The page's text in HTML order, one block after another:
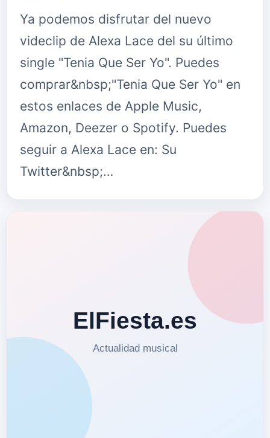
Ya podemos disfrutar del nuevo
videclip de Alexa Lace del su último
single "Tenia Que Ser Yo". Puedes
comprar&nbsp;"Tenia Que Ser Yo" en
estos enlaces de Apple Music,
Amazon, Deezer o Spotify. Puedes
seguir a Alexa Lace en: Su
Twitter&nbsp;…